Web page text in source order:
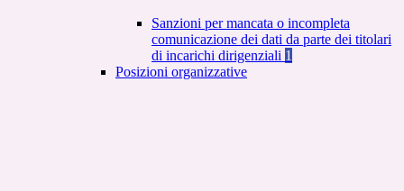
Sanzioni per mancata o incompleta
comunicazione dei dati da parte dei titolari
di incarichi dirigenziali 1
Posizioni organizzative